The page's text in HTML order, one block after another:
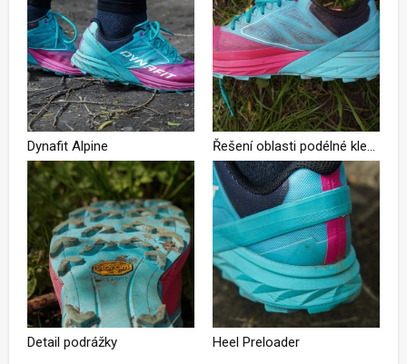
Dynafit Alpine
Detail podrážky Heel Preloader